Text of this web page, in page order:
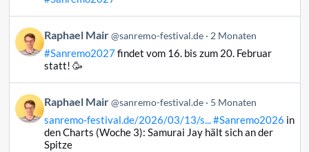
ansehen
Beitrag
von
Raphael
Bluesky
ansehen
Raphael Mair @sanremo-festival.de 2 Monaten
#Sanremo2027findet vom 16. bis zum 20. Februar
statt! 🥳
Beitrag
von
Raphael
Raphael Mair @sanremo-festival.de 5 Monaten
sanremo-festival.de/2026/03/13/s...#Sanremo2026 in
den Charts (Woche 3): Samurai Jay hält sich an der
Spitze